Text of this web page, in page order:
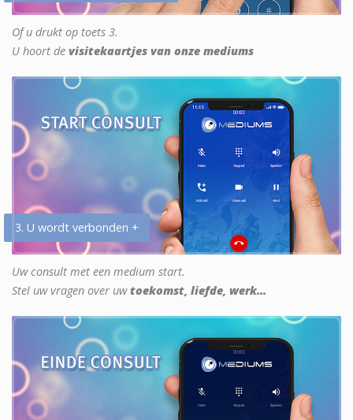
Of u drukt op toets 3.
U hoort de visitekaartjes van onze mediums
3. U wordt verbonden +
Uw consult met een medium start.
Stel uw vragen over uwtoekomst, liefde, werk...